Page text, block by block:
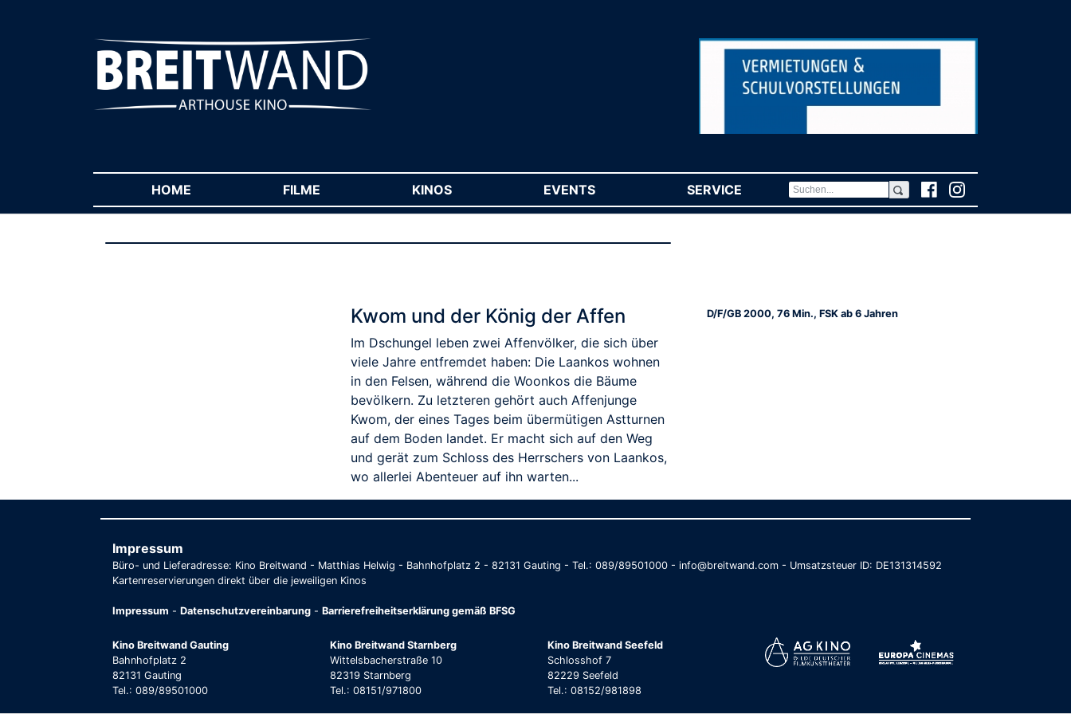
HOME FILME KINOS EVENTS SERVICE (CURRENT)
Kwom und der König der Affen
Im Dschungel leben zwei Affenvölker, die sich über
viele Jahre entfremdet haben: Die Laankos wohnen
in den Felsen, während die Woonkos die Bäume
bevölkern. Zu letzteren gehört auch Affenjunge
Kwom, der eines Tages beim übermütigen Astturnen
auf dem Boden landet. Er macht sich auf den Weg
und gerät zum Schloss des Herrschers von Laankos,
wo allerlei Abenteuer auf ihn warten...
D/F/GB 2000, 76 Min., FSK ab 6 Jahren
Impressum
Büro- und Lieferadresse: Kino Breitwand - Matthias Helwig - Bahnhofplatz 2 - 82131 Gauting - Tel.: 089/89501000 - info@breitwand.com - Umsatzsteuer ID: DE131314592
Kartenreservierungen direkt über die jeweiligen Kinos
Impressum - Datenschutzvereinbarung - Barrierefreiheitserklärung gemäß BFSG
Kino Breitwand Gauting
Bahnhofplatz 2
82131 Gauting
Tel.: 089/89501000
Kino Breitwand Starnberg
Wittelsbacherstraße 10
82319 Starnberg
Tel.: 08151/971800
Kino Breitwand Seefeld
Schlosshof 7
82229 Seefeld
Tel.: 08152/981898